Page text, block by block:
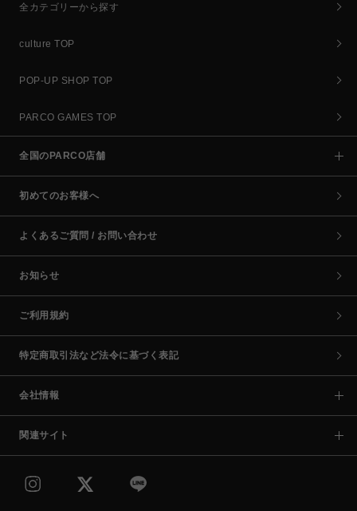
全カテゴリーから探す
culture TOP
POP-UP SHOP TOP
PARCO GAMES TOP
全国のPARCO店舗
初めてのお客様へ
よくあるご質問 / お問い合わせ
お知らせ
ご利用規約
特定商取引法など法令に基づく表記
会社情報
関連サイト